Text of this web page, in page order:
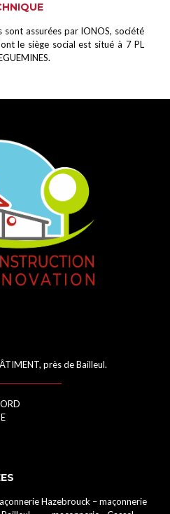
sont assurées par IONOS, société
le siège social est situé à 7 PL
près de Bailleul.
Hazebrouck –maçonnerie